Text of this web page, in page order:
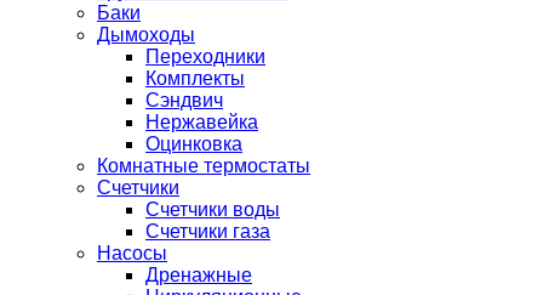
Баки
Дымоходы
Переходники
Комплекты
Сэндвич
Нержавейка
Оцинковка
Комнатные термостаты
Счетчики
Счетчики воды
Счетчики газа
Насосы
Дренажные